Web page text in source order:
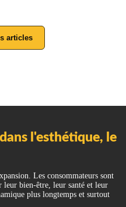
articles
l'esthétique, le
Les consommateurs sont
leur bien-être, leur santé et leur
plus longtemps et surtout